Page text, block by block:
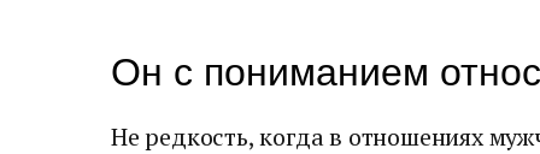
Он с пониманием
Не редкость, когда в отношениях